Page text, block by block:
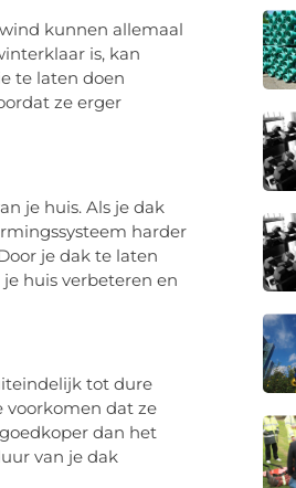
kunnen allemaal
is, kan
te laten doen
ze erger
je huis. Als je dak
harder
je dak te laten
huis verbeteren en
tot dure
voorkomen dat ze
dan het
van je dak